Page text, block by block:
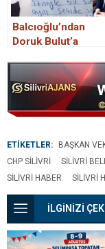
Balcıoğlu’ndan
Doruk Bulut’a
Süreç Geçecek,
Daha Kararlı
Çalışacağız”
ETİKETLER: BAŞKAN
CHP SILIVRI
SILIVRI
SILIVRI HABER
SILIVRI
İLGİNİZİ